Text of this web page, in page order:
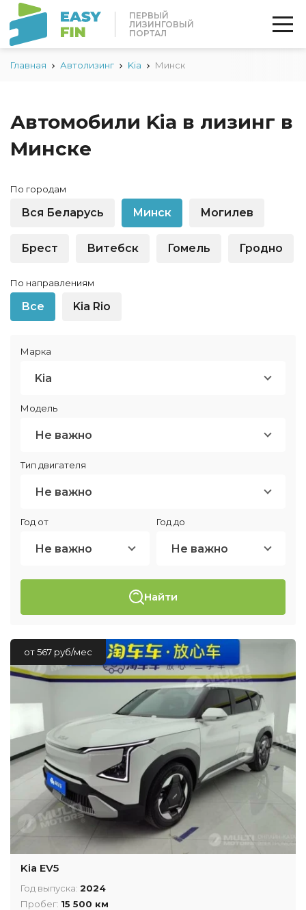
ПЕРВЫЙ
ЛИЗИНГОВЫЙ
ПОРТАЛ
Главная Автолизинг Kia Минск
Автомобили Kia в лизинг в
Минске
По городам
Вся Беларусь Минск Могилев
Брест Витебск Гомель Гродно
По направлениям
Все Kia Rio
Марка
Kia
Модель
Не важно
Тип двигателя
Не важно
Год от
Не важно
Год до
Не важно
Найти
от 567 руб/мес
Kia EV5
Год выпуска: 2024
Пробег: 15 500 км